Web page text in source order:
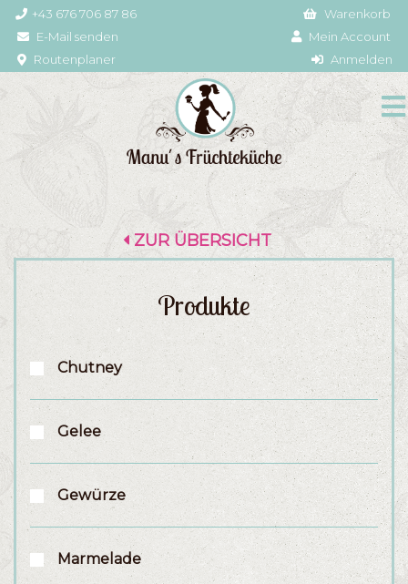
+43 676 706 87 86
E-Mail senden
Routenplaner
Warenkorb
Mein Account
Anmelden
ZUR ÜBERSICHT
Produkte
Chutney
Gelee
Gewürze
Marmelade